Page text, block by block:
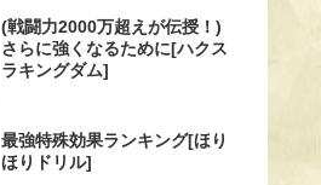
(戦闘力2000万超えが伝授！)
さらに強くなるために[ハクス
ラキングダム]
最強特殊効果ランキング[ほり
ほりドリル]